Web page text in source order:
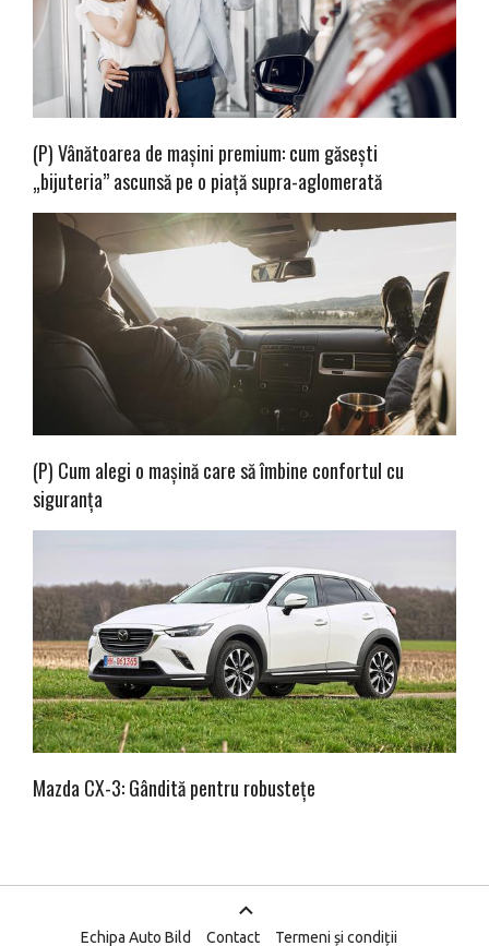
(P) Vânătoarea de mașini premium: cum găsești
„bijuteria” ascunsă pe o piață supra-aglomerată
(P) Cum alegi o mașină care să îmbine confortul cu
siguranța
Mazda CX-3: Gândită pentru robustețe
Echipa Auto Bild Contact Termeni și condiții